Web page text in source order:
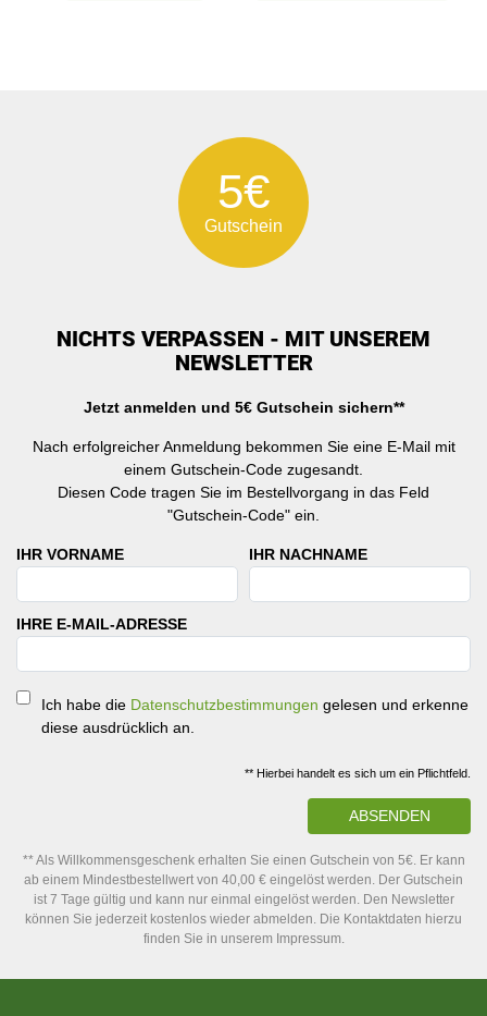
5€
Gutschein
NICHTS VERPASSEN - MIT UNSEREM
NEWSLETTER
Jetzt anmelden und 5€ Gutschein sichern**
Nach erfolgreicher Anmeldung bekommen Sie eine E-Mail mit
einem Gutschein-Code zugesandt.
Diesen Code tragen Sie im Bestellvorgang in das Feld
"Gutschein-Code" ein.
IHR VORNAME IHR NACHNAME
IHRE E-MAIL-ADRESSE
Ich habe die Datenschutzbestimmungen gelesen und erkenne
diese ausdrücklich an.
** Hierbei handelt es sich um ein Pflichtfeld.
ABSENDEN
** Als Willkommensgeschenk erhalten Sie einen Gutschein von 5€. Er kann
ab einem Mindestbestellwert von 40,00 € eingelöst werden. Der Gutschein
ist 7 Tage gültig und kann nur einmal eingelöst werden. Den Newsletter
können Sie jederzeit kostenlos wieder abmelden. Die Kontaktdaten hierzu
finden Sie in unserem Impressum.